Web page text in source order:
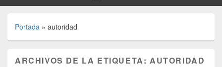
Portada » autoridad
ARCHIVOS DE LA ETIQUETA:AUTORIDAD